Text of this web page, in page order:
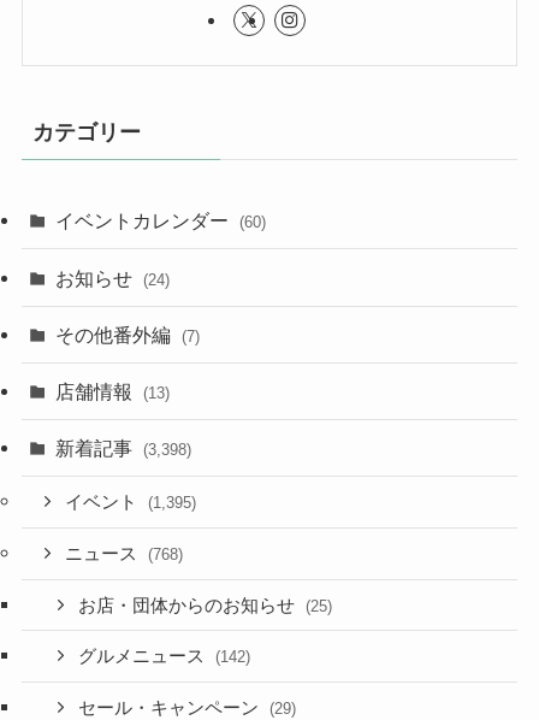
カテゴリー
イベントカレンダー (60)
お知らせ (24)
その他番外編 (7)
店舗情報 (13)
新着記事 (3,398)
イベント (1,395)
ニュース (768)
お店・団体からのお知らせ (25)
グルメニュース (142)
セール・キャンペーン (29)